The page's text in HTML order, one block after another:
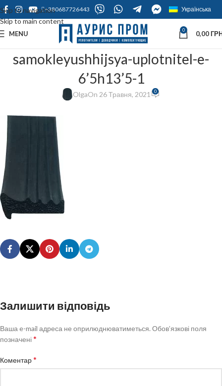
Skip to navigation
Skip to main content
+380687726443 Українська
MENU 0 0,00
samokleyushhijsya-uplotnitel-e-
6’5h13’5-1
OlgaOn 26 Травня, 2021 0
Залишити відповідь
Ваша e-mail адреса не оприлюднюватиметься. Обов’язкові поля
позначені*
Коментар*